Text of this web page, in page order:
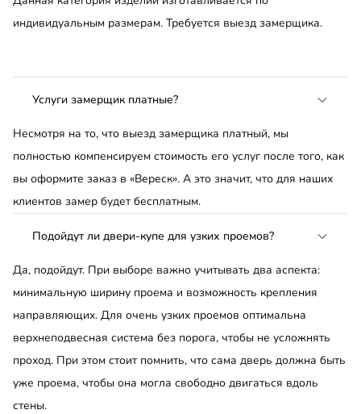
индивидуальным размерам. Требуется выезд замерщика.
Услуги замерщик платные?
Несмотря на то, что выезд замерщика платный, мы
полностью компенсируем стоимость его услуг после того, как
вы оформите заказ в «Вереск». А это значит, что для наших
клиентов замер будет бесплатным.
Подойдут ли двери-купе для узких проемов?
Да, подойдут. При выборе важно учитывать два аспекта:
минимальную ширину проема и возможность крепления
направляющих. Для очень узких проемов оптимальна
верхнеподвесная система без порога, чтобы не усложнять
проход. При этом стоит помнить, что сама дверь должна быть
уже проема, чтобы она могла свободно двигаться вдоль
стены.